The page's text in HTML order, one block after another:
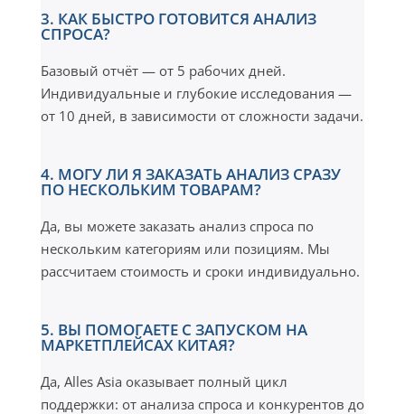
3. КАК БЫСТРО ГОТОВИТСЯ АНАЛИЗ
СПРОСА?
Базовый отчёт — от 5 рабочих дней.
Индивидуальные и глубокие исследования —
от 10 дней, в зависимости от сложности задачи.
4. МОГУ ЛИ Я ЗАКАЗАТЬ АНАЛИЗ СРАЗУ
ПО НЕСКОЛЬКИМ ТОВАРАМ?
Да, вы можете заказать анализ спроса по
нескольким категориям или позициям. Мы
рассчитаем стоимость и сроки индивидуально.
5. ВЫ ПОМОГАЕТЕ С ЗАПУСКОМ НА
МАРКЕТПЛЕЙСАХ КИТАЯ?
Да, Alles Asia оказывает полный цикл
поддержки: от анализа спроса и конкурентов до